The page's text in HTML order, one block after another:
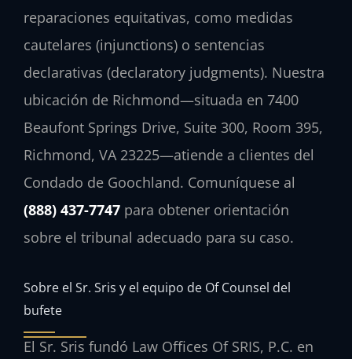
reparaciones equitativas, como medidas
cautelares (injunctions) o sentencias
declarativas (declaratory judgments). Nuestra
ubicación de Richmond—situada en 7400
Beaufont Springs Drive, Suite 300, Room 395,
Richmond, VA 23225—atiende a clientes del
Condado de Goochland. Comuníquese al
(888) 437-7747 para obtener orientación
sobre el tribunal adecuado para su caso.
Sobre el Sr. Sris y el equipo de Of Counsel del
bufete
El Sr. Sris fundó Law Offices Of SRIS, P.C. en